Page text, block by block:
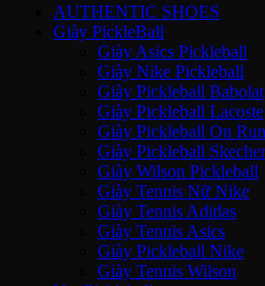
AUTHENTIC SHOES
Giày PickleBall
Giày Asics Pickleball
Giày Nike Pickleball
Giày Pickleball Babolat
Giày Pickleball Lacoste
Giày Pickleball On
Giày Pickleball
Giày Wilson Pickleball
Giày Tennis Nữ Nike
Giày Tennis Adidas
Giày Tennis Asics
Giày Pickleball Nike
Giày Tennis Wilson